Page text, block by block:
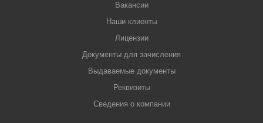
Вакансии
Наши клиенты
Лицензии
Документы для зачисления
Выдаваемые документы
Реквизиты
Сведения о компании